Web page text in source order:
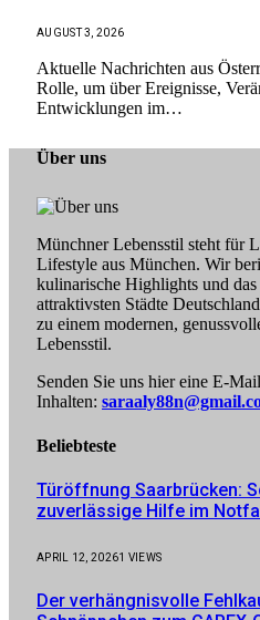
AUGUST 3, 2026
Aktuelle Nachrichten aus
Rolle, um über Ereignisse,
Entwicklungen im…
Über uns
Münchner Lebensstil steht für
Lifestyle aus München. Wir
kulinarische Highlights und
attraktivsten Städte
zu einem modernen,
Lebensstil.
Senden Sie uns hier eine E-
Inhalten:
Beliebteste
Türöffnung Saarbrücken:
zuverlässige Hilfe im
APRIL 12, 20261 VIEWS
Der verhängnisvolle